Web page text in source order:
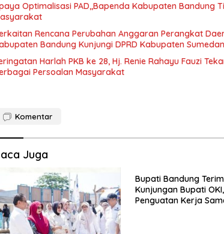
Optimalisasi PAD,,Bapenda Kabupaten Bandung
Rencana Perubahan Anggaran Perangkat
Bandung Kunjungi DPRD Kabupaten
Harlah PKB ke 28, Hj. Renie Rahayu Fauzi
Persoalan Masyarakat
Komentar
Juga
Bupati Bandung
Kunjungan Bupati
Penguatan Kerja